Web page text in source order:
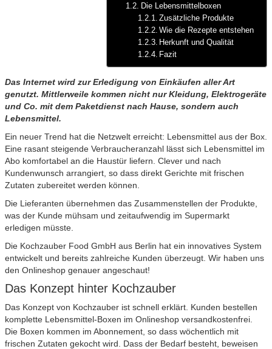
Die Lebensmittelboxen
Zusätzliche Produkte
Wie die Rezepte entstehen
Herkunft und Qualität
Fazit
Das Internet wird zur Erledigung von Einkäufen aller Art
genutzt. Mittlerweile kommen nicht nur Kleidung, Elektrogeräte
und Co. mit dem Paketdienst nach Hause, sondern auch
Lebensmittel.
Ein neuer Trend hat die Netzwelt erreicht: Lebensmittel aus der Box.
Eine rasant steigende Verbraucheranzahl lässt sich Lebensmittel im
Abo komfortabel an die Haustür liefern. Clever und nach
Kundenwunsch arrangiert, so dass direkt Gerichte mit frischen
Zutaten zubereitet werden können.
Die Lieferanten übernehmen das Zusammenstellen der Produkte,
was der Kunde mühsam und zeitaufwendig im Supermarkt
erledigen müsste.
Die Kochzauber Food GmbH aus Berlin hat ein innovatives System
entwickelt und bereits zahlreiche Kunden überzeugt. Wir haben uns
den Onlineshop genauer angeschaut!
Das Konzept hinter Kochzauber
Das Konzept von Kochzauber ist schnell erklärt. Kunden bestellen
komplette Lebensmittel-Boxen im Onlineshop versandkostenfrei.
Die Boxen kommen im Abonnement, so dass wöchentlich mit
frischen Zutaten gekocht wird. Dass der Bedarf besteht, beweisen